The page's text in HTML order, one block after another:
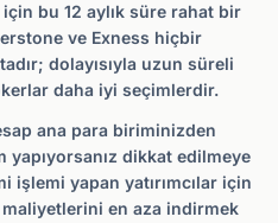
için bu 12 aylık süre rahat bir
ve Exness hiçbir
dolayısıyla uzun süreli
daha iyi seçimlerdir.
ana para biriminizden
dikkat edilmeye
işlemi yapan yatırımcılar için
en aza indirmek